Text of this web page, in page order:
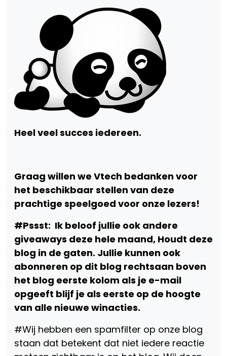
Heel veel succes iedereen.
Graag willen we Vtech bedanken voor
het beschikbaar stellen van deze
prachtige speelgoed voor onze lezers!
#Pssst: Ik beloof jullie ook andere
giveaways deze hele maand, Houdt deze
blog in de gaten. Jullie kunnen ook
abonneren op dit blog rechtsaan boven
het blog eerste kolom als je e-mail
opgeeft blijf je als eerste op de hoogte
van alle nieuwe winacties.
#Wij hebben een spamfilter op onze blog
staan dat betekent dat niet iedere reactie